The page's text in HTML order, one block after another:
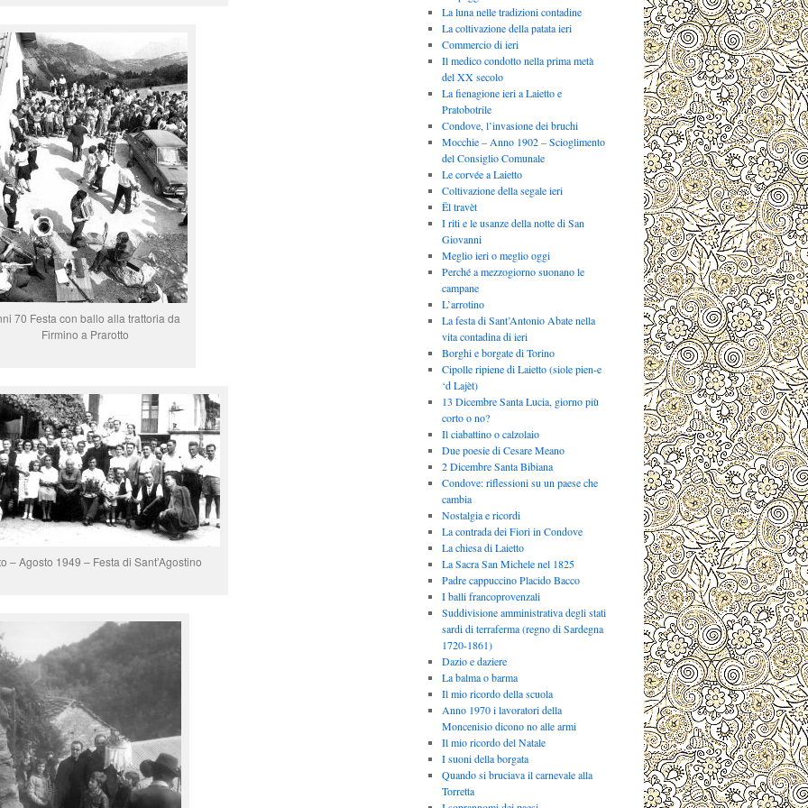
70 Festa con ballo alla trattoria da
Firmino a Prarotto
– Agosto 1949 – Festa di Sant’Agostino
La luna nelle tradizioni contadine
La coltivazione della patata ieri
Commercio di ieri
Il medico condotto nella prima metà
del XX secolo
La fienagione ieri a Laietto e
Pratobotrile
Condove, l’invasione dei bruchi
Mocchie – Anno 1902 – Scioglimento
del Consiglio Comunale
Le corvée a Laietto
Coltivazione della segale ieri
Ël travèt
I riti e le usanze della notte di San
Giovanni
Meglio ieri o meglio oggi
Perché a mezzogiorno suonano le
campane
L’arrotino
La festa di Sant’Antonio Abate nella
vita contadina di ieri
Borghi e borgate di Torino
Cipolle ripiene di Laietto (siole pien-e
‘d Lajèt)
13 Dicembre Santa Lucia, giorno più
corto o no?
Il ciabattino o calzolaio
Due poesie di Cesare Meano
2 Dicembre Santa Bibiana
Condove: riflessioni su un paese che
cambia
Nostalgia e ricordi
La contrada dei Fiori in Condove
La chiesa di Laietto
La Sacra San Michele nel 1825
Padre cappuccino Placido Bacco
I balli francoprovenzali
Suddivisione amministrativa degli stati
sardi di terraferma (regno di Sardegna
1720-1861)
Dazio e daziere
La balma o barma
Il mio ricordo della scuola
Anno 1970 i lavoratori della
Moncenisio dicono no alle armi
Il mio ricordo del Natale
I suoni della borgata
Quando si bruciava il carnevale alla
Torretta